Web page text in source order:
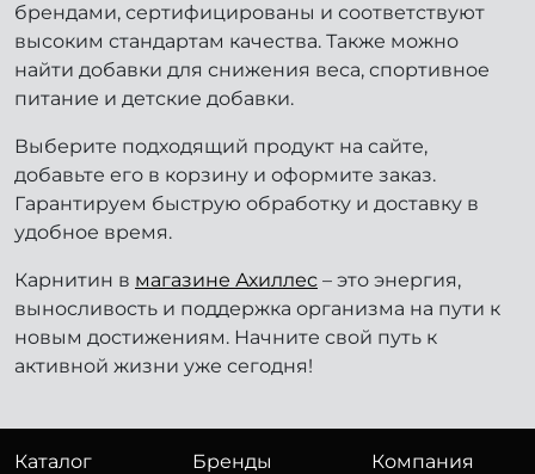
брендами, сертифицированы и соответствуют
высоким стандартам качества. Также можно
найти добавки для снижения веса, спортивное
питание и детские добавки.
Выберите подходящий продукт на сайте,
добавьте его в корзину и оформите заказ.
Гарантируем быструю обработку и доставку в
удобное время.
Карнитин в магазине Ахиллес – это энергия,
выносливость и поддержка организма на пути к
новым достижениям. Начните свой путь к
активной жизни уже сегодня!
Каталог Бренды Компания